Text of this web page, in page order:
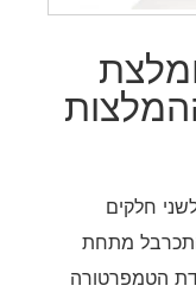
חלקים
מתחת
הטמפרטורה